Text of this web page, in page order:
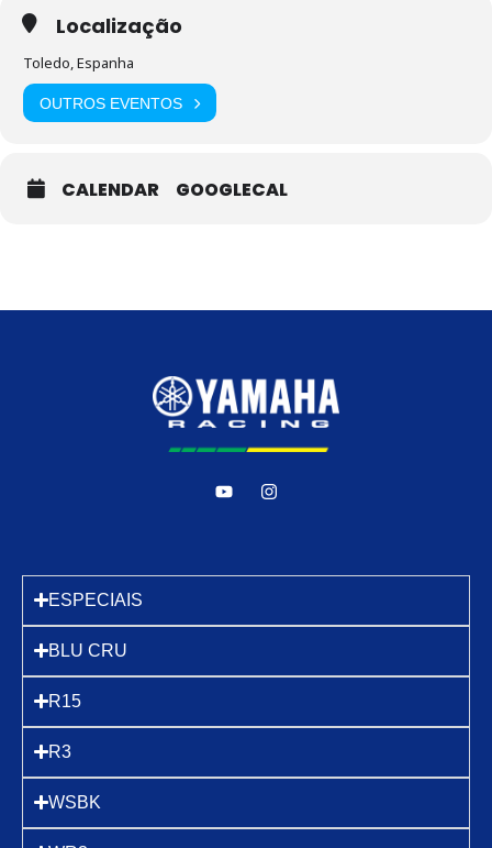
Localização
Toledo, Espanha
OUTROS EVENTOS
CALENDAR GOOGLECAL
ESPECIAIS
BLU CRU
R15
R3
WSBK